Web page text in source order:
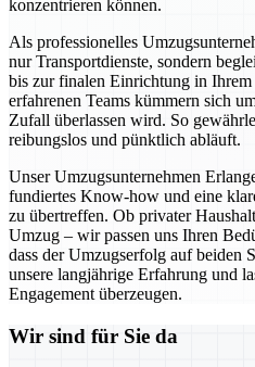
konzentrieren können.
Als professionelles
nur Transportdienste, sondern
bis zur finalen Einrichtung in Ihrem
erfahrenen Teams kümmern sich
Zufall überlassen wird. So
reibungslos und pünktlich abläuft.
Unser Umzugsunternehmen
fundiertes Know-how und eine
zu übertreffen. Ob privater
Umzug – wir passen uns Ihren
dass der Umzugserfolg auf beiden
unsere langjährige Erfahrung und
Engagement überzeugen.
Wir sind für Sie da